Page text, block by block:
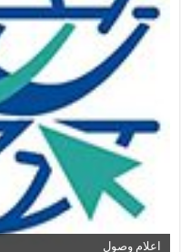
اعلام وصول